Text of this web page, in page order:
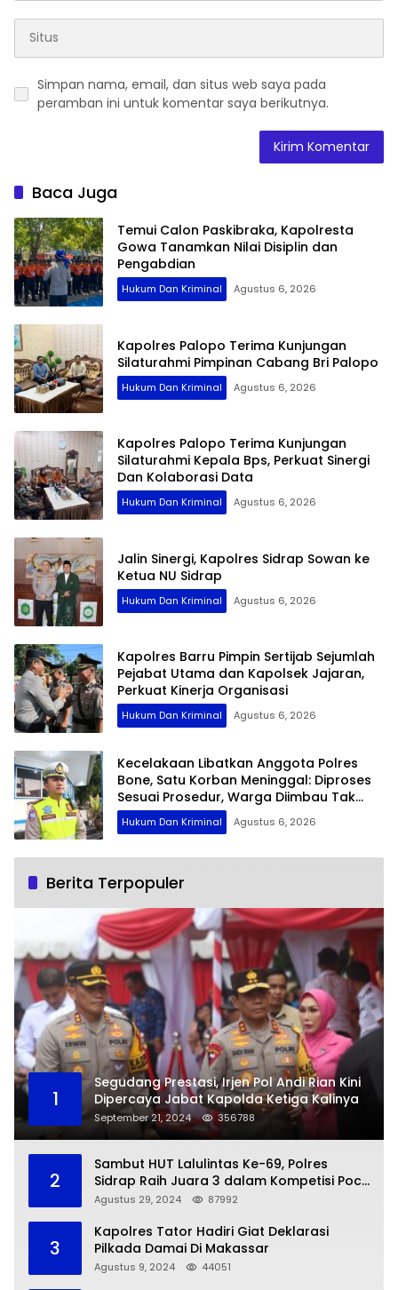
Simpan nama, email, dan situs web saya pada
peramban ini untuk komentar saya berikutnya.
Baca Juga
Temui Calon Paskibraka, Kapolresta
Gowa Tanamkan Nilai Disiplin dan
Pengabdian
Hukum Dan Kriminal Agustus 6, 2026
Kapolres Palopo Terima Kunjungan
Silaturahmi Pimpinan Cabang Bri Palopo
Hukum Dan Kriminal Agustus 6, 2026
Kapolres Palopo Terima Kunjungan
Silaturahmi Kepala Bps, Perkuat Sinergi
Dan Kolaborasi Data
Hukum Dan Kriminal Agustus 6, 2026
Jalin Sinergi, Kapolres Sidrap Sowan ke
Ketua NU Sidrap
Hukum Dan Kriminal Agustus 6, 2026
Kapolres Barru Pimpin Sertijab Sejumlah
Pejabat Utama dan Kapolsek Jajaran,
Perkuat Kinerja Organisasi
Hukum Dan Kriminal Agustus 6, 2026
Kecelakaan Libatkan Anggota Polres
Bone, Satu Korban Meninggal: Diproses
Sesuai Prosedur, Warga Diimbau Tak
Berspekulasi
Hukum Dan Kriminal Agustus 6, 2026
Berita Terpopuler
1
Segudang Prestasi, Irjen Pol Andi Rian Kini
Dipercaya Jabat Kapolda Ketiga Kalinya
September 21, 2024 356788
2
Sambut HUT Lalulintas Ke-69, Polres
Sidrap Raih Juara 3 dalam Kompetisi Pocil
Zona 5
Agustus 29, 2024 87992
3
Kapolres Tator Hadiri Giat Deklarasi
Pilkada Damai Di Makassar
Agustus 9, 2024 44051